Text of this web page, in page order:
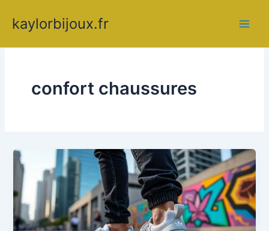
contenu
kaylorbijoux.fr
confort chaussures